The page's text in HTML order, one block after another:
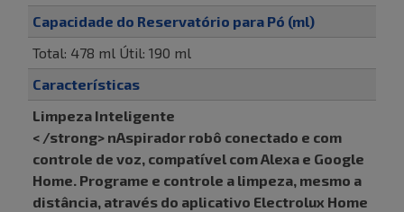
Capacidade do Reservatório para Pó (ml)
Total: 478 ml Útil: 190 ml
Características
Limpeza Inteligente
< /strong> nAspirador robô conectado e com
controle de voz, compatível com Alexa e Google
Home. Programe e controle a limpeza, mesmo a
distância, através do aplicativo Electrolux Home